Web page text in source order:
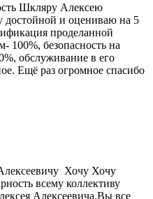
Шкляру Алексею
достойной и оцениваю на 5
проделанной
100%, безопасность на
обслуживание в его
Ещё раз огромное спасибо
Хочу Хочу
всему коллективу
Алексеевича.Вы все